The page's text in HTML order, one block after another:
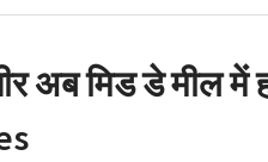
कैबिनेट मंत्री के PRO और OSD के
अब मिड डे मील में